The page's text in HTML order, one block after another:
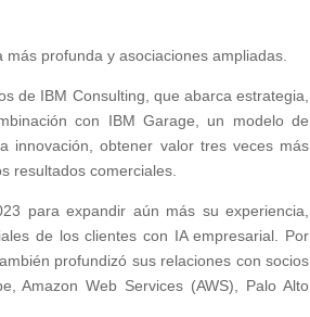
profunda y asociaciones ampliadas.
de IBM Consulting, que abarca estrategia,
con IBM Garage, un modelo de
innovación, obtener valor tres veces más
resultados comerciales.
para expandir aún más su experiencia,
de los clientes con IA empresarial. Por
profundizó sus relaciones con socios
Amazon Web Services (AWS), Palo Alto